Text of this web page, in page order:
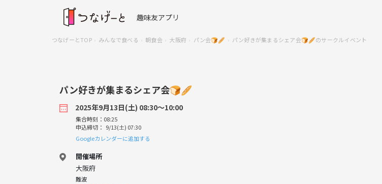
趣味友アプリ
つなげーとTOP みんなで食べる 朝食会 大阪府 パン会🍞🥖 パン好きが集まるシェア会🍞🥖のサークルイベント
パン好きが集まるシェア会🍞🥖
2025年9月13日(土) 08:30〜10:00
集合時刻：08:25
申込締切： 9/13(土) 07:30
Googleカレンダーに追加する
開催場所
大阪府
難波